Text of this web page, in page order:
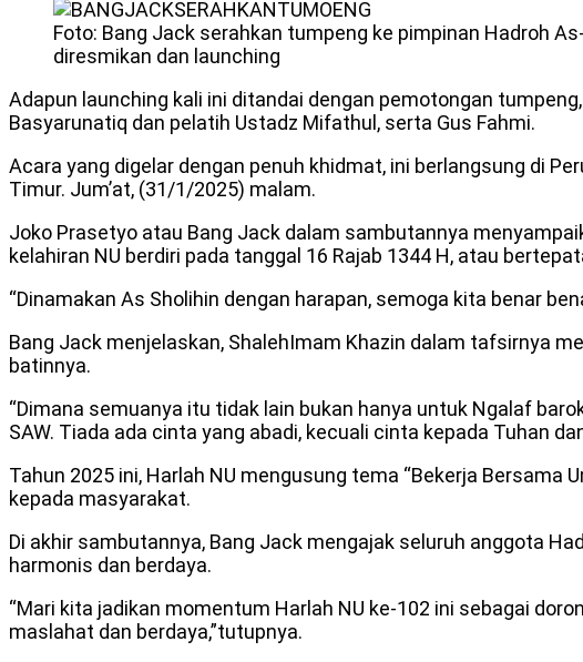
Foto: Bang Jack serahkan tumpeng ke pimpinan Hadroh
diresmikan dan launching
Adapun launching kali ini ditandai dengan pemotongan
Basyarunatiq dan pelatih Ustadz Mifathul, serta Gus Fahmi.
Acara yang digelar dengan penuh khidmat, ini berlangsung di
Timur. Jum’at, (31/1/2025) malam.
Joko Prasetyo atau Bang Jack dalam sambutannya
kelahiran NU berdiri pada tanggal 16 Rajab 1344 H, atau
“Dinamakan As Sholihin dengan harapan, semoga kita benar
Bang Jack menjelaskan, ShalehImam Khazin dalam tafsirnya
batinnya.
“Dimana semuanya itu tidak lain bukan hanya untuk Ngalaf
SAW. Tiada ada cinta yang abadi, kecuali cinta kepada Tuhan
Tahun 2025 ini, Harlah NU mengusung tema “Bekerja
kepada masyarakat.
Di akhir sambutannya, Bang Jack mengajak seluruh anggota
harmonis dan berdaya.
“Mari kita jadikan momentum Harlah NU ke-102 ini sebagai
maslahat dan berdaya,”tutupnya.